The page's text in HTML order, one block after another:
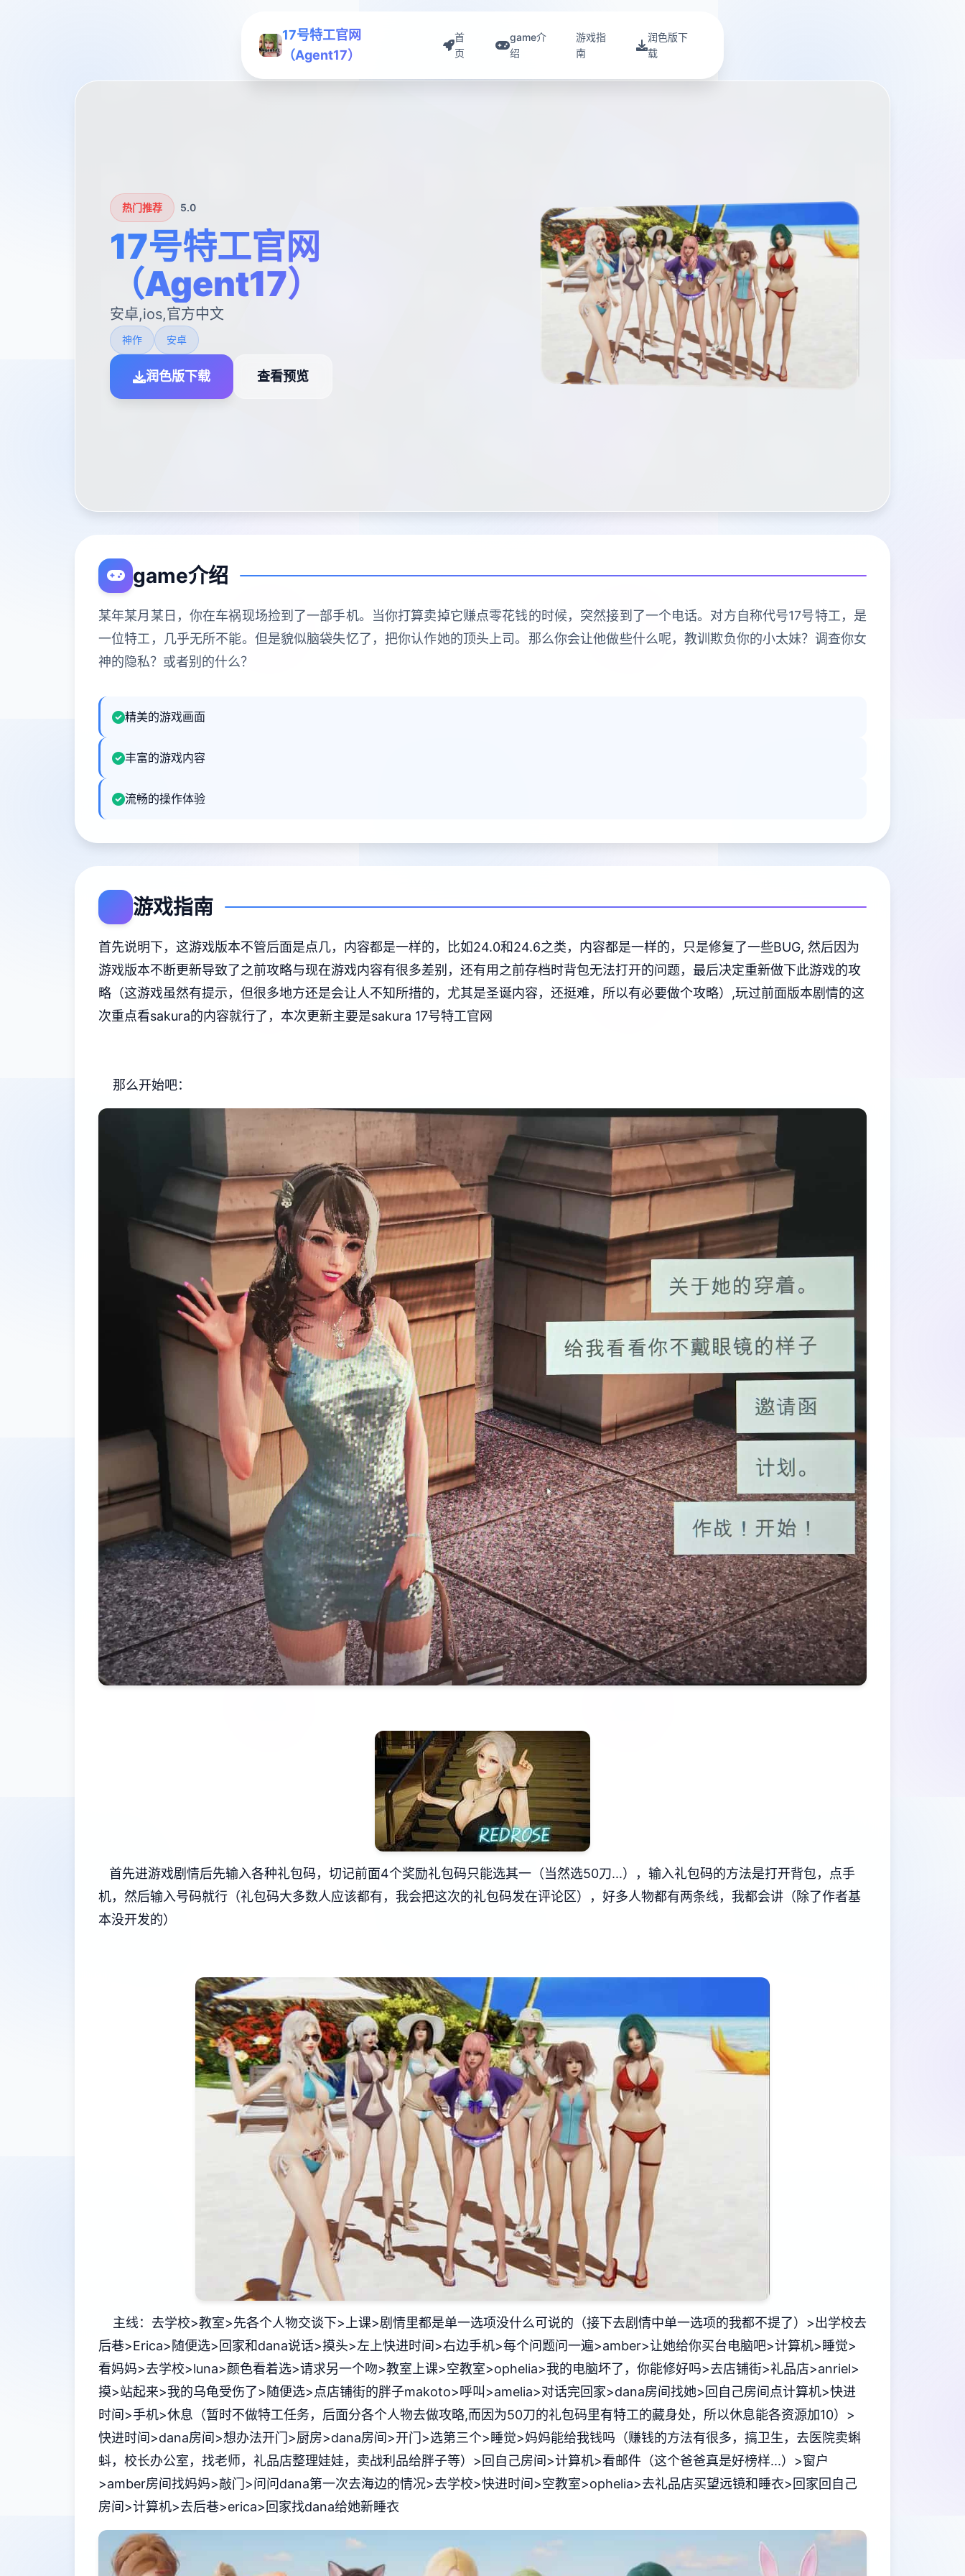
17号特工官网
（Agent17）
首
页
game介
绍
游戏指
南
润色版下
载
热门推荐 5.0
17号特工官网
（Agent17）
安卓,ios,官方中文
神作 安卓
润色版下载 查看预览
game介绍
某年某月某日，你在车祸现场捡到了一部手机。当你打算卖掉它赚点零花钱的时候，突然接到了一个电话。对方自称代号17号特工，是
一位特工，几乎无所不能。但是貌似脑袋失忆了，把你认作她的顶头上司。那么你会让他做些什么呢，教训欺负你的小太妹？调查你女
神的隐私？或者别的什么？
精美的游戏画面
丰富的游戏内容
流畅的操作体验
游戏指南
首先说明下，这游戏版本不管后面是点几，内容都是一样的，比如24.0和24.6之类，内容都是一样的，只是修复了一些BUG, 然后因为
游戏版本不断更新导致了之前攻略与现在游戏内容有很多差别，还有用之前存档时背包无法打开的问题，最后决定重新做下此游戏的攻
略（这游戏虽然有提示，但很多地方还是会让人不知所措的，尤其是圣诞内容，还挺难，所以有必要做个攻略）,玩过前面版本剧情的这
次重点看sakura的内容就行了，本次更新主要是sakura 17号特工官网
那么开始吧：
首先进游戏剧情后先输入各种礼包码，切记前面4个奖励礼包码只能选其一（当然选50刀...），输入礼包码的方法是打开背包，点手
机，然后输入号码就行（礼包码大多数人应该都有，我会把这次的礼包码发在评论区），好多人物都有两条线，我都会讲（除了作者基
本没开发的）
主线：去学校>教室>先各个人物交谈下>上课>剧情里都是单一选项没什么可说的（接下去剧情中单一选项的我都不提了）>出学校去
后巷>Erica>随便选>回家和dana说话>摸头>左上快进时间>右边手机>每个问题问一遍>amber>让她给你买台电脑吧>计算机>睡觉>
看妈妈>去学校>luna>颜色看着选>请求另一个吻>教室上课>空教室>ophelia>我的电脑坏了，你能修好吗>去店铺街>礼品店>anriel>
摸>站起来>我的乌龟受伤了>随便选>点店铺街的胖子makoto>呼叫>amelia>对话完回家>dana房间找她>回自己房间点计算机>快进
时间>手机>休息（暂时不做特工任务，后面分各个人物去做攻略,而因为50刀的礼包码里有特工的藏身处，所以休息能各资源加10）>
快进时间>dana房间>想办法开门>厨房>dana房间>开门>选第三个>睡觉>妈妈能给我钱吗（赚钱的方法有很多，搞卫生，去医院卖蝌
蚪，校长办公室，找老师，礼品店整理娃娃，卖战利品给胖子等）>回自己房间>计算机>看邮件（这个爸爸真是好榜样...）>窗户
>amber房间找妈妈>敲门>问问dana第一次去海边的情况>去学校>快进时间>空教室>ophelia>去礼品店买望远镜和睡衣>回家回自己
房间>计算机>去后巷>erica>回家找dana给她新睡衣